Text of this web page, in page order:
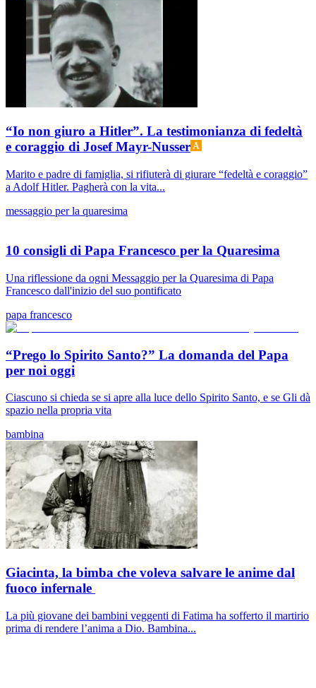
“Io non giuro a Hitler”. La testimonianza di fedeltà
e coraggio di Josef Mayr-Nusser
Marito e padre di famiglia, si rifiuterà di giurare “fedeltà e coraggio”
a Adolf Hitler. Pagherà con la vita...
messaggio per la quaresima
10 consigli di Papa Francesco per la Quaresima
Una riflessione da ogni Messaggio per la Quaresima di Papa
Francesco dall'inizio del suo pontificato
papa francesco
“Prego lo Spirito Santo?” La domanda del Papa
per noi oggi
Ciascuno si chieda se si apre alla luce dello Spirito Santo, e se Gli dà
spazio nella propria vita
bambina
Giacinta, la bimba che voleva salvare le anime dal
fuoco infernale
La più giovane dei bambini veggenti di Fatima ha sofferto il martirio
prima di rendere l’anima a Dio. Bambina...